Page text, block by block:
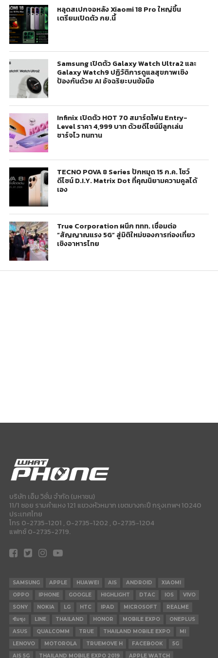
หลุดสเปกจอหลัง Xiaomi 18 Pro ใหญ่ขึ้น
เตรียมเปิดตัว กย.นี้
Samsung เปิดตัว Galaxy Watch Ultra2 และ
Galaxy Watch9 ปฏิวัติการดูแลสุขภาพเชิง
ป้องกันด้วย AI อัจฉริยะบนข้อมือ
Infinix เปิดตัว HOT 70 สมาร์ตโฟน Entry-
Level ราคา 4,999 บาท ด้วยดีไซน์มีลูกเล่น
ชาร์จไว ทนทาน
TECNO POVA 8 Series ปักหมุด 15 ก.ค. โชว์
ดีไซน์ D.I.Y. Matrix Dot ที่คุณนิยามความคูลได้
เอง
True Corporation ผนึก ททท. เชื่อมต่อ
“สัญญาณแรง 5G” สู่มิติใหม่ของการท่องเที่ยว
เชิงอาหารไทย
บริษัท เอ็ม วิชั่น จำกัด (มหาชน)
11/1 ซอย รามคำแหง 121 แขวงหัวหมาก เขตบางกะปี กรุงเทพฯ 10240
ประเทศไทย
โทร 0-2735-1201 , 0-2735-1202 , 0-2735-1204
แฟกซ์ 0-2735-2719.
SAMSUNG APPLE HUAWEI AIS ANDROID
XIAOMI
OPPO
IPHONE GOOGLE HIGHLIGHT DTAC IOS
VIVO
SONY
NOKIA LG HTC IPAD MICROSOFT
REALME
ซัมซุง
LINE THAILAND HONOR MOBILE EXPO
ONEPLUS
ASUS
QUALCOMM TRUE THAILAND MOBILE EXPO
MI
LENOVO
MOTOROLA TRUEMOVE H FACEBOOK
5G
AIS 5G
THAILAND MOBILE EXPO 2019 APPLE WATCH